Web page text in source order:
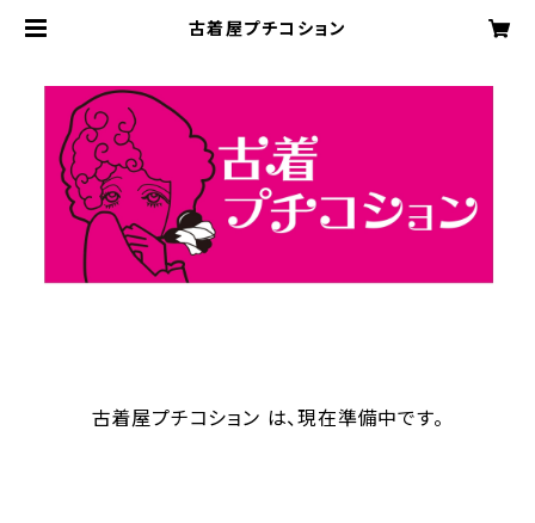
古着屋プチコション
古着屋プチコション は、現在準備中です。